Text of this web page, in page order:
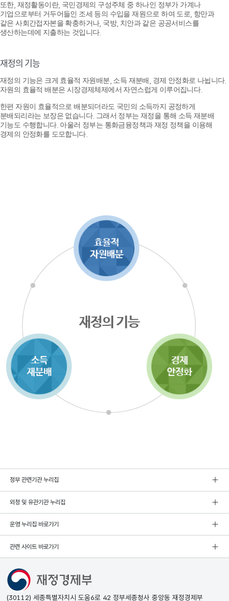
또한, 재정활동이란, 국민경제의 구성주체 중 하나인 정부가 가계나
기업으로부터 거두어들인 조세 등의 수입을 재원으로 하여 도로, 항만과
같은 사회간접자본을 확충하거나, 국방, 치안과 같은 공공서비스를
생산하는데에 지출하는 것입니다.
재정의 기능
재정의 기능은 크게 효율적 자원배분, 소득 재분배, 경제 안정화로 나뉩니다.
자원의 효율적 배분은 시장경제체제에서 자연스럽게 이루어집니다.
한편 자원이 효율적으로 배분되더라도 국민의 소득까지 공정하게
분배되리라는 보장은 없습니다. 그래서 정부는 재정을 통해 소득 재분배
기능도 수행합니다. 아울러 정부는 통화금융정책과 재정 정책을 이용해
경제의 안정화를 도모합니다.
정부 관련기관 누리집
외청 및 유관기관 누리집
운영 누리집 바로가기
관련 사이트 바로가기
(30112) 세종특별자치시 도움6로 42 정부세종청사 중앙동 재정경제부